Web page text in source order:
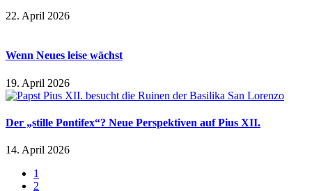
22. April 2026
Wenn Neues leise wächst
19. April 2026
Der „stille Pontifex“? Neue Perspektiven auf Pius XII.
14. April 2026
1
2